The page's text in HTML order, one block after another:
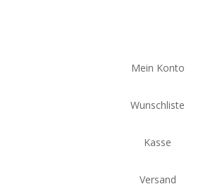
Mein Konto
Wunschliste
Kasse
Versand